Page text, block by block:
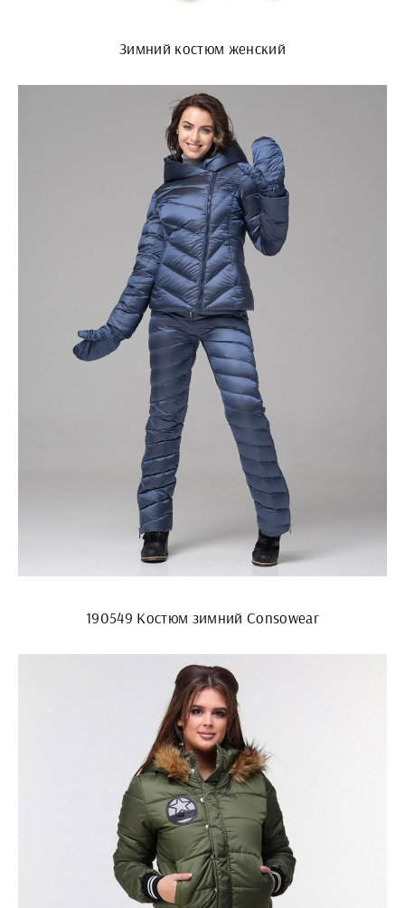
Зимний костюм женский
190549 Костюм зимний Consowear